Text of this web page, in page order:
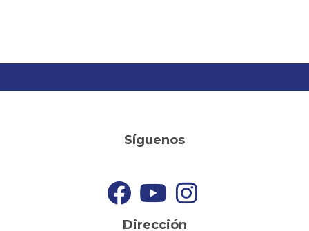
Síguenos
Dirección